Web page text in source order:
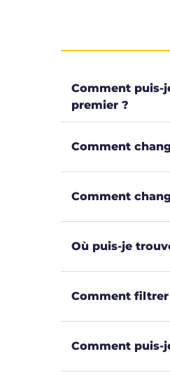
Comment puis-
premier ?
Comment
Comment
Où puis-je
Comment filtrer
Comment puis-